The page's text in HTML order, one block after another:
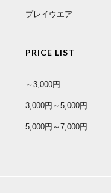
プレイウエア
PRICE LIST
～3,000円
3,000円～5,000円
5,000円～7,000円